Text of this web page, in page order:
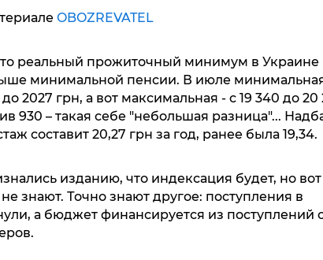
OBOZREVATEL
реальный прожиточный минимум в Украине
минимальной пенсии. В июле
2027 грн, а вот максимальная - с 19 340 до 20
930 – такая себе "небольшая разница"...
составит 20,27 грн за год, ранее была 19,34.
изданию, что индексация будет, но вот
знают. Точно знают другое: поступления в
а бюджет финансируется из поступлений